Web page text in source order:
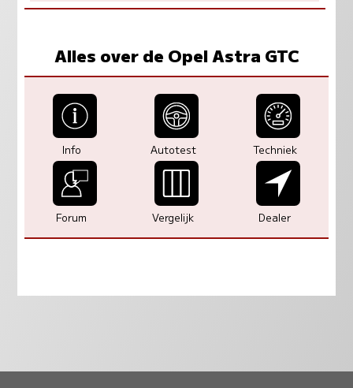
Alles over de Opel Astra GTC
Info Autotest Techniek
Forum Vergelijk Dealer